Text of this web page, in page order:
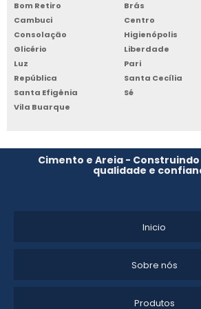
CONCRETO ENSACADO DE COM BAIXA
CONCRETO ENSACADO ONDE COMPRAR
DISTRIBUIDOR DE CIMENTO ENSACADO
Bom Retiro
Brás
Cambuci
Centro
Consolação
Higienópolis
Glicério
Liberdade
Luz
Pari
República
Santa Cecília
Santa Efigênia
Sé
Vila Buarque
Cimento e Areia -
qualidade e
Inicio
Sobre nós
Produtos